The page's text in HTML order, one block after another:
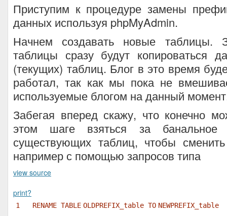
Приступим к процедуре замены
данных используя phpMyAdmin.
Начнем создавать новые таблицы.
таблицы сразу будут копироваться
(текущих) таблиц. Блог в это время
работал, так как мы пока не
используемые блогом на данный
Забегая вперед скажу, что конечно
этом шаге взяться за банальное
существующих таблиц, чтобы
например с помощью запросов типа
view source
print?
1 RENAME TABLE OLDPREFIX_table TO NEWPREFIX_table